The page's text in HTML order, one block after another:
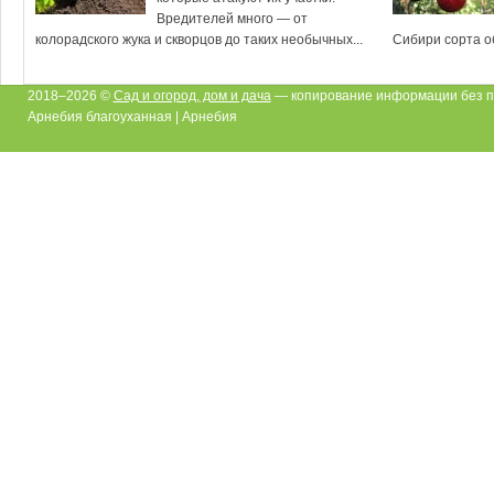
Вредителей много — от
колорадского жука и скворцов до таких необычных...
Сибири сорта
2018–2026 © Сад и огород, дом и дача — копирование информации без
Арнебия благоуханная | Арнебия